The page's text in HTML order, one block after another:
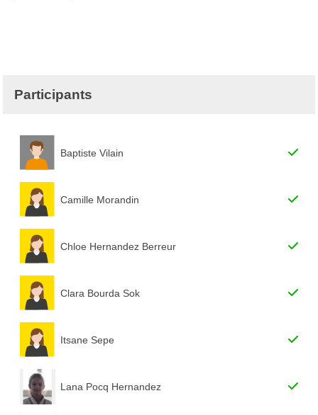
Participants
Baptiste Vilain
Camille Morandin
Chloe Hernandez Berreur
Clara Bourda Sok
Itsane Sepe
Lana Pocq Hernandez